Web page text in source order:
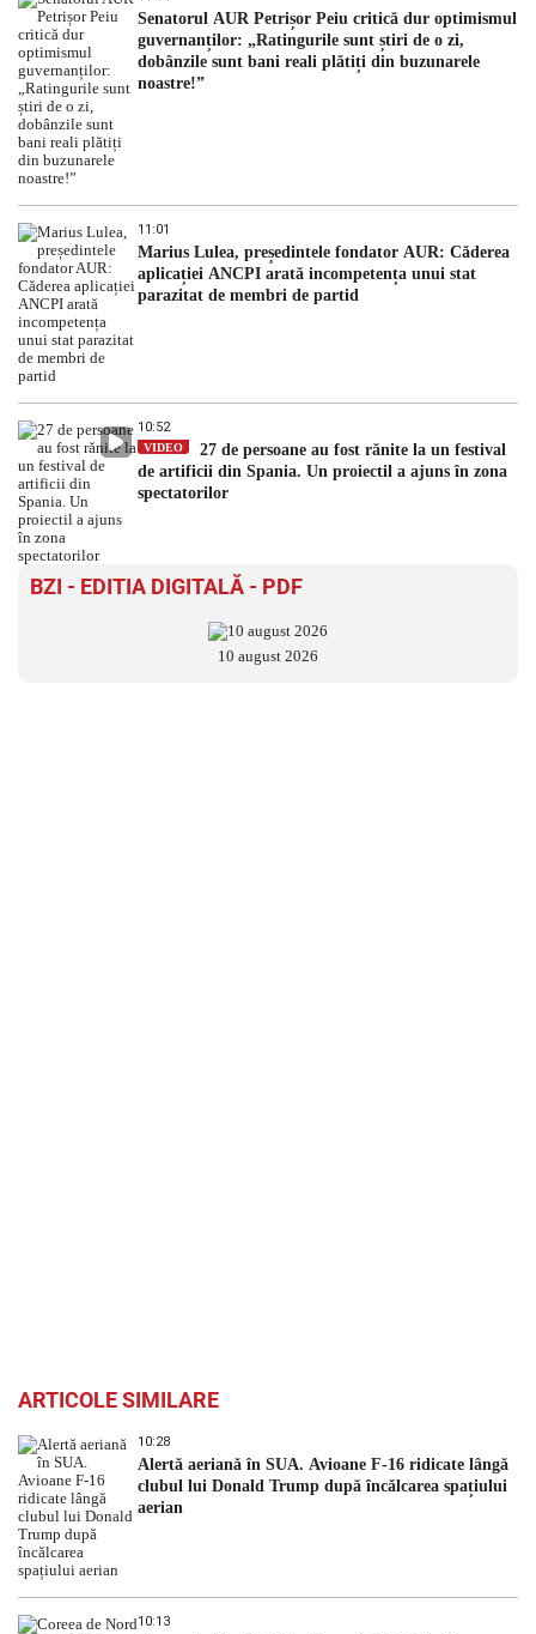
Senatorul AUR Petrișor Peiu critică dur optimismul
guvernanților: „Ratingurile sunt știri de o zi,
dobânzile sunt bani reali plătiți din buzunarele
noastre!”
11:01
Marius Lulea, președintele fondator AUR: Căderea
aplicației ANCPI arată incompetența unui stat
parazitat de membri de partid
10:52
VIDEO
27 de persoane au fost rănite la un festival
de artificii din Spania. Un proiectil a ajuns în zona
spectatorilor
BZI - EDITIA DIGITALĂ - PDF
10 august 2026
ARTICOLE SIMILARE
10:28
Alertă aeriană în SUA. Avioane F-16 ridicate lângă
clubul lui Donald Trump după încălcarea spațiului
aerian
10:13